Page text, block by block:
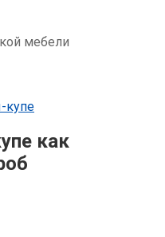
мебели
как